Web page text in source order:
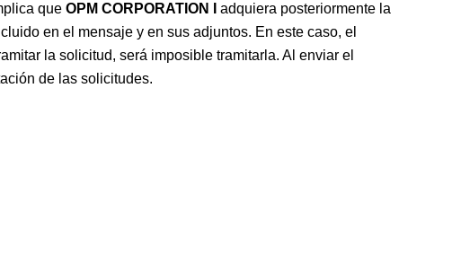
que OPM CORPORATION I
adquiera posteriormente la
en el mensaje y en sus adjuntos. En este caso, el
la solicitud, será imposible tramitarla. Al enviar el
de las solicitudes.